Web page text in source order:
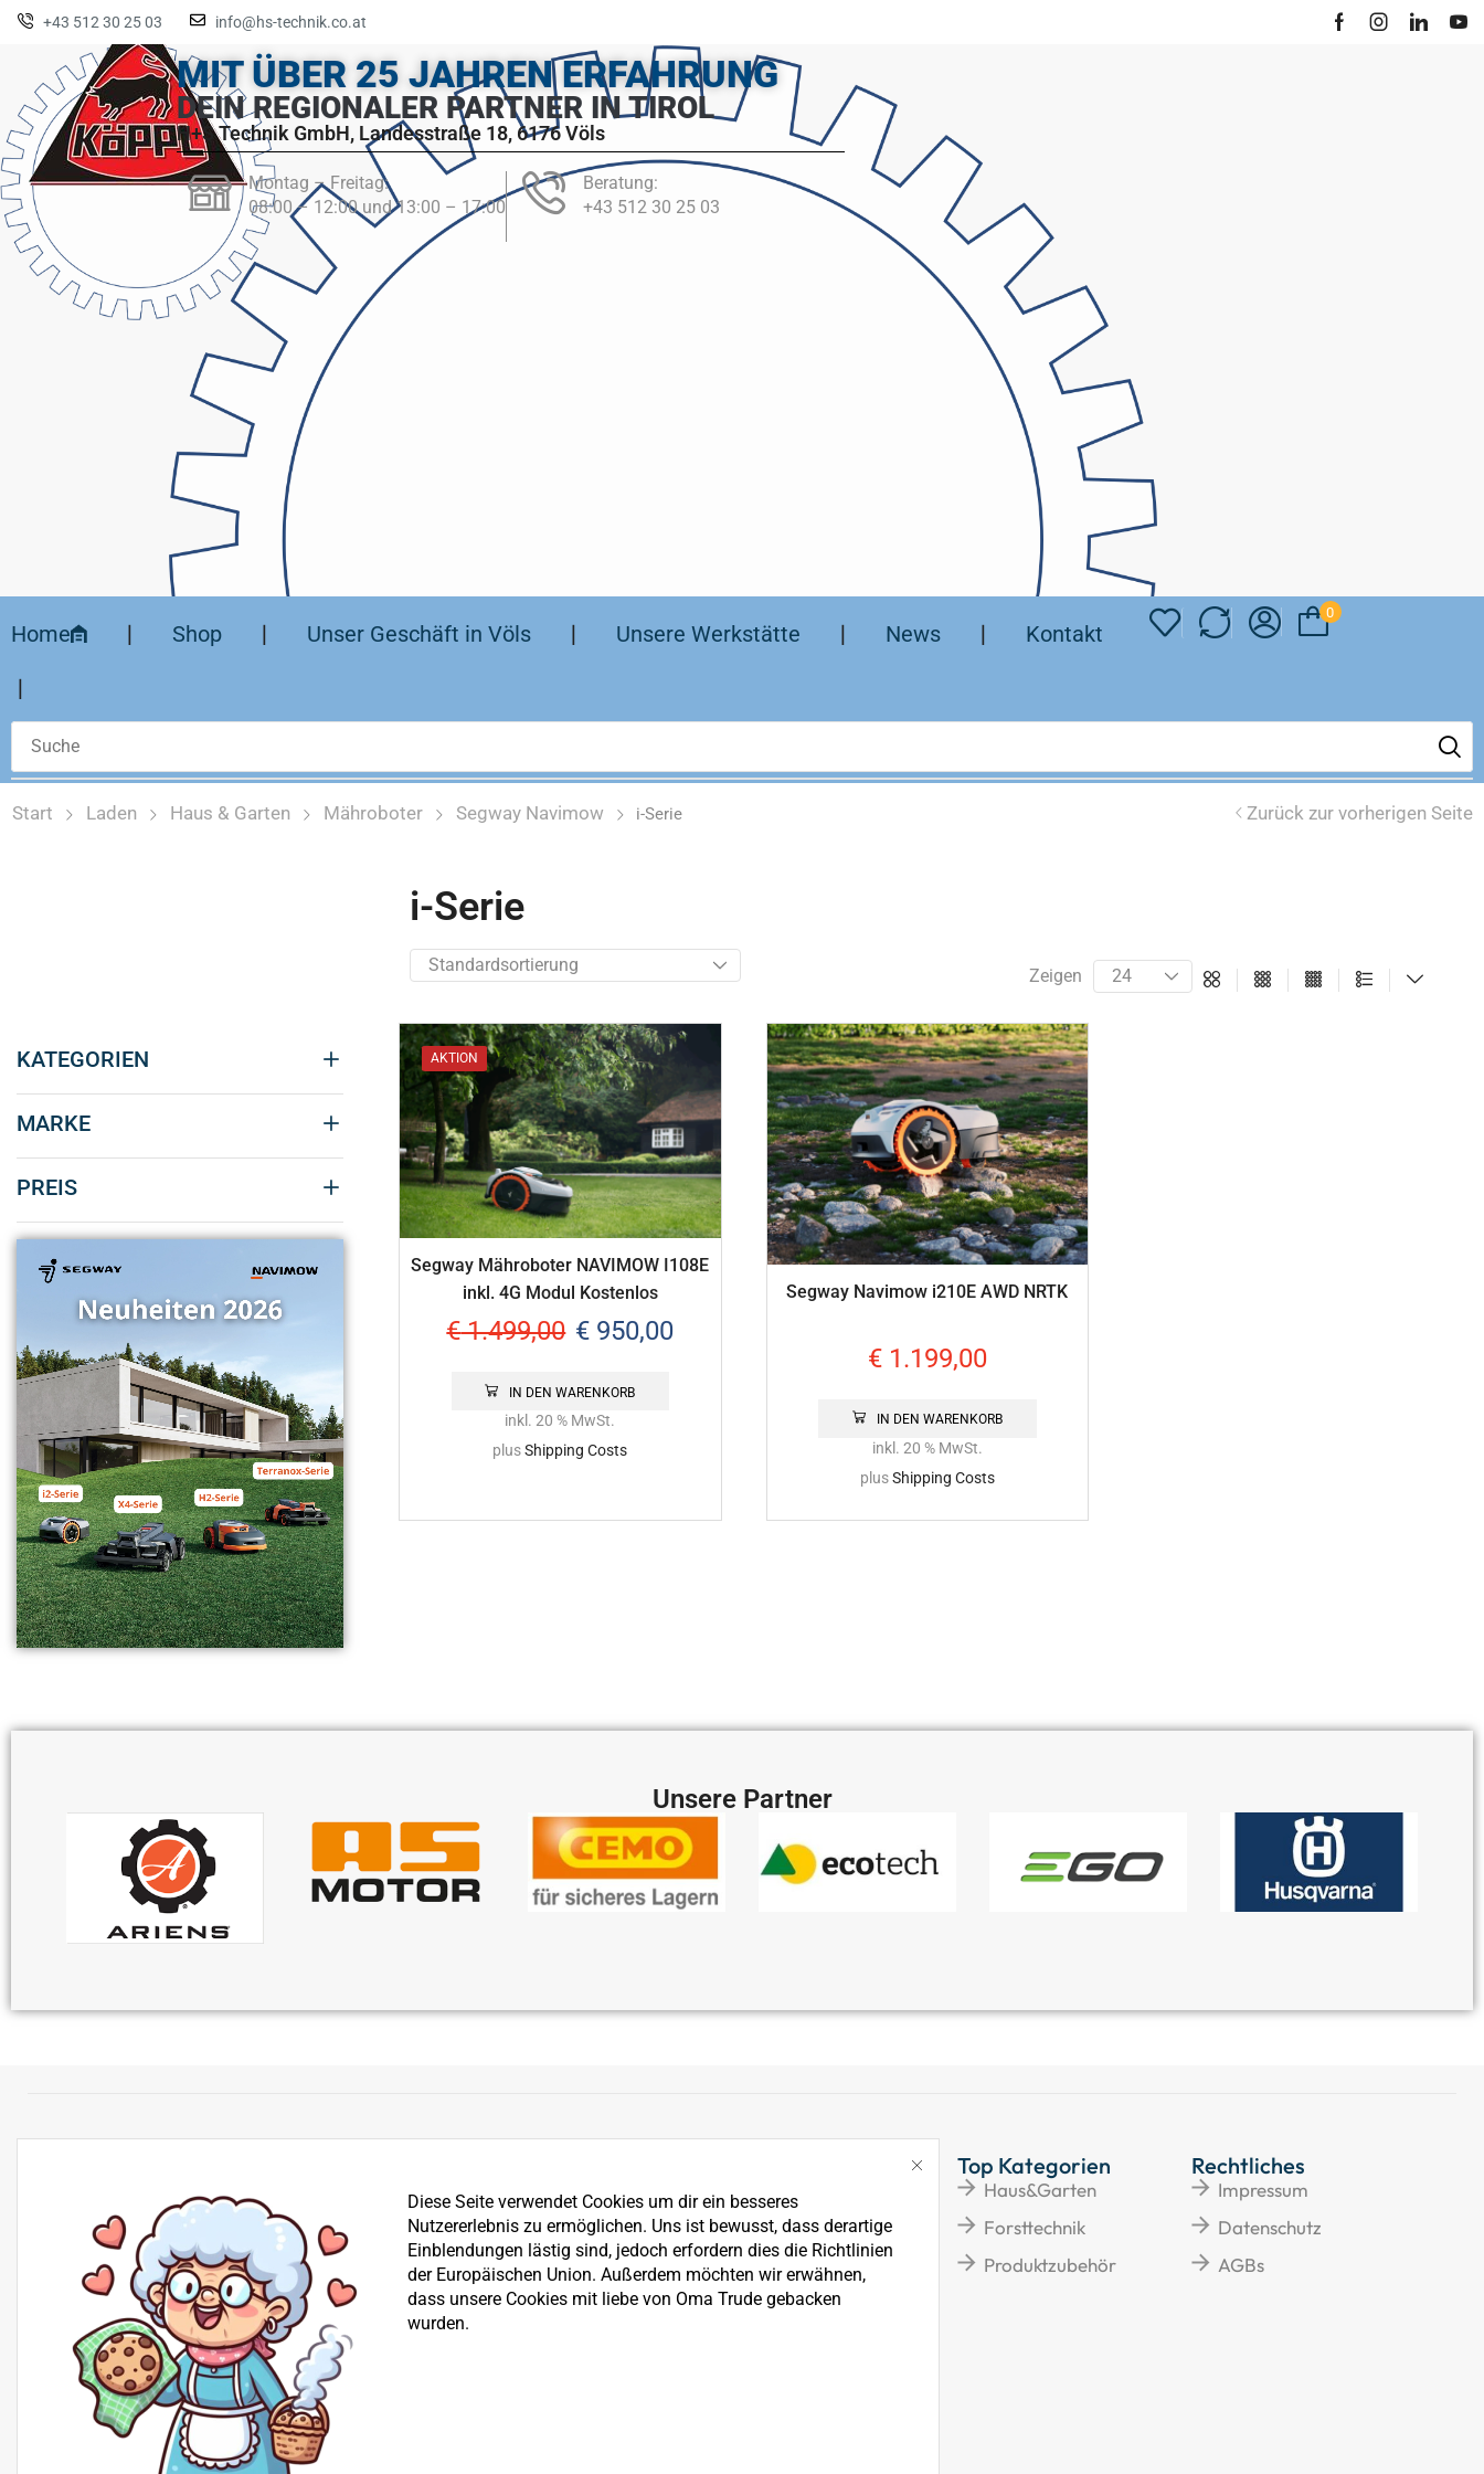
+43 512 30 25 03 info@hs-technik.co.at
MIT ÜBER 25 JAHREN ERFAHRUNG
DEIN REGIONALER PARTNER IN TIROL
H+S Technik GmbH, Landesstraße 18, 6176 Völs
Montag – Freitag:
08:00 – 12:00 und 13:00 – 17:00
Beratung:
+43 512 30 25 03
Home ❘ Shop ❘ Unser Geschäft in Völs ❘ Unsere Werkstätte ❘ News ❘ Kontakt
❘
0
Start Laden Haus & Garten Mähroboter Segway Navimow i-Serie Zurück zur vorherigen Seite
KATEGORIEN
MARKE
PREIS
i-Serie
Zeigen
AKTION
Segway Mähroboter NAVIMOW I108E
inkl. 4G Modul Kostenlos
€1.499,00 € 950,00
IN DEN WARENKORB
inkl. 20 % MwSt.
plusShipping Costs
Segway Navimow i210E AWD NRTK
€1.199,00
IN DEN WARENKORB
inkl. 20 % MwSt.
plusShipping Costs
Unsere Partner
Diese Seite verwendet Cookies um dir ein besseres
Nutzererlebnis zu ermöglichen. Uns ist bewusst, dass derartige
Einblendungen lästig sind, jedoch erfordern dies die Richtlinien
der Europäischen Union. Außerdem möchten wir erwähnen,
dass unsere Cookies mit liebe von Oma Trude gebacken
wurden.
Bereits seit über 25 Jahren befassen wir uns mit dem Verkauf, der Wartung und
der Reparatur von Garten-, Winter- und Kommunalgeräten.
News
Kontakt
Top Kategorien
Haus&Garten
Forsttechnik
Produktzubehör
Rechtliches
Impressum
Datenschutz
AGBs